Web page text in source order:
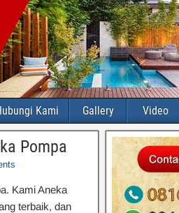
Kami Gallery Video
Pompa
Kami Aneka
terbaik, dan